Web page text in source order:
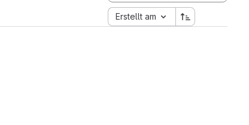
Erstellt am